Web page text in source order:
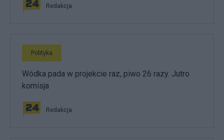
Redakcja
Polityka
Wódka pada w projekcie raz, piwo 26 razy. Jutro
komisja
Redakcja